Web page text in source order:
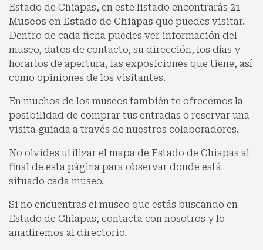
Estado de Chiapas, en este listado encontrarás 21
Museos en Estado de Chiapas que puedes visitar.
Dentro de cada ficha puedes ver información del
museo, datos de contacto, su dirección, los días y
horarios de apertura, las exposiciones que tiene, así
como opiniones de los visitantes.
En muchos de los museos también te ofrecemos la
posibilidad de comprar tus entradas o reservar una
visita guiada a través de nuestros colaboradores.
No olvides utilizar el mapa de Estado de Chiapas al
final de esta página para observar donde está
situado cada museo.
Si no encuentras el museo que estás buscando en
Estado de Chiapas, contacta con nosotros y lo
añadiremos al directorio.